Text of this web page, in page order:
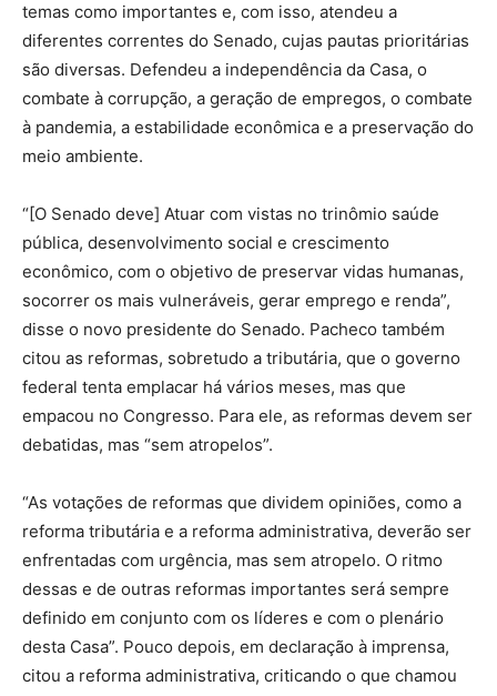
temas como importantes e, com isso, atendeu a
diferentes correntes do Senado, cujas pautas prioritárias
são diversas. Defendeu a independência da Casa, o
combate à corrupção, a geração de empregos, o combate
à pandemia, a estabilidade econômica e a preservação do
meio ambiente.
“[O Senado deve] Atuar com vistas no trinômio saúde
pública, desenvolvimento social e crescimento
econômico, com o objetivo de preservar vidas humanas,
socorrer os mais vulneráveis, gerar emprego e renda”,
disse o novo presidente do Senado. Pacheco também
citou as reformas, sobretudo a tributária, que o governo
federal tenta emplacar há vários meses, mas que
empacou no Congresso. Para ele, as reformas devem ser
debatidas, mas “sem atropelos”.
“As votações de reformas que dividem opiniões, como a
reforma tributária e a reforma administrativa, deverão ser
enfrentadas com urgência, mas sem atropelo. O ritmo
dessas e de outras reformas importantes será sempre
definido em conjunto com os líderes e com o plenário
desta Casa”. Pouco depois, em declaração à imprensa,
citou a reforma administrativa, criticando o que chamou